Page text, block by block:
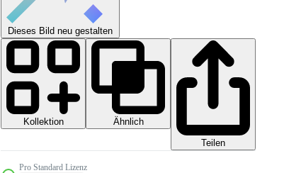
Dieses Bild neu gestalten
Kollektion
Ähnlich
Teilen
Pro Standard Lizenz